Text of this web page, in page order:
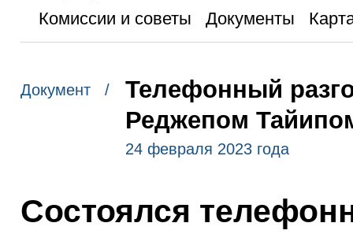
Комиссии и советы
Документы
Документ /
Телефонный
Реджепом
24 февраля 2023 года
Состоялся